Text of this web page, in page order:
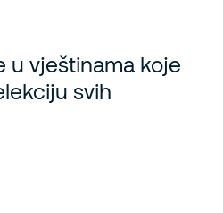
u vještinama koje
svih